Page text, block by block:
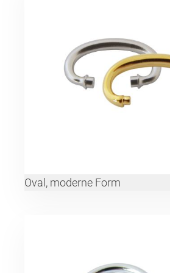
Oval, moderne Form